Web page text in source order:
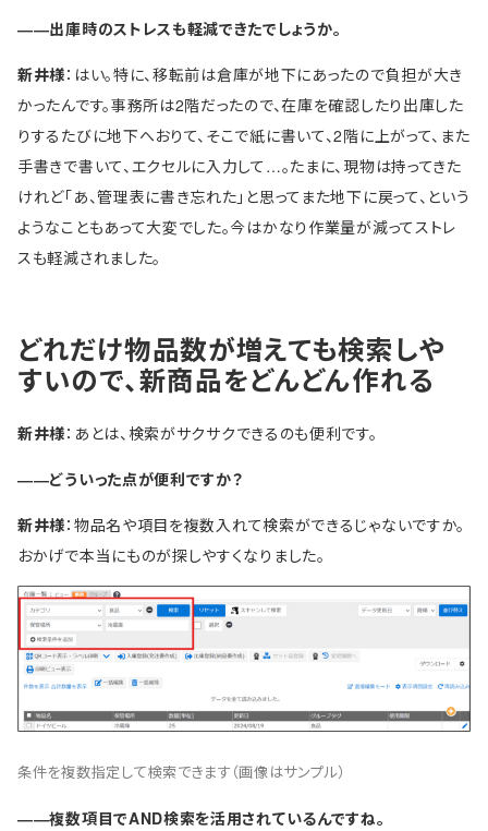
――出庫時のストレスも軽減できたでしょうか。
新井様：はい。特に、移転前は倉庫が地下にあったので負担が大き
かったんです。事務所は2階だったので、在庫を確認したり出庫した
りするたびに地下へおりて、そこで紙に書いて、2階に上がって、また
手書きで書いて、エクセルに入力して…。たまに、現物は持ってきた
けれど「あ、管理表に書き忘れた」と思ってまた地下に戻って、という
ようなこともあって大変でした。今はかなり作業量が減ってストレ
スも軽減されました。
どれだけ物品数が増えても検索しや
すいので、新商品をどんどん作れる
新井様：あとは、検索がサクサクできるのも便利です。
――どういった点が便利ですか？
新井様：物品名や項目を複数入れて検索ができるじゃないですか。
おかげで本当にものが探しやすくなりました。
条件を複数指定して検索できます（画像はサンプル）
――複数項目でAND検索を活用されているんですね。